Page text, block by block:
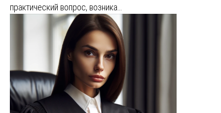
практический вопрос, возника…